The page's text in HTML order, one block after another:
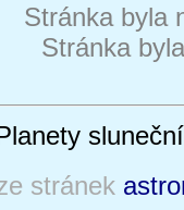
Stránka byla
Stránka
stránek